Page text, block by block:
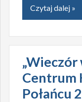
Czytaj dalej »
„Wieczór
Centrum
Połańcu